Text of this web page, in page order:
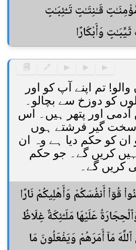
قَـٰنِتَـٰتٍ تَـٰٓئِبَـٰتٍ
وَأَبْكَارًا
▶
▶
▶
🔗
🗐
والو! تم اپنے آپ کو اور
کو دوزخ سے بچالو۔
اور پتھر ہیں۔ اس
گیر فرشتے ہوں
ان کو حکم دیا ہے وہ ان
کریں گے۔ جو حکم
کریں گے۔
قُوٓا۟ أَنفُسَكُمْ وَأَهْلِيكُمْ نَارًا
عَلَيْهَا مَلَـٰٓئِكَةٌ غِلَاظٌ
مَآ أَمَرَهُمْ وَيَفْعَلُونَ مَا